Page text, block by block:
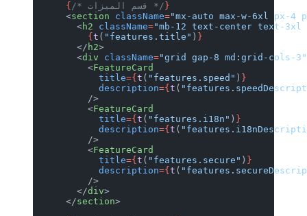
      {
/* قسم الميزات */
      <
section className="mx-auto max-w-6xl px-4
        <
h2 className="mb-12 text-center text-
          {
t ( "features.title" )
        </
h2
        <
div className="grid gap-8 md:grid-cols-
          <
FeatureCard
            title
={ t ( "features.speed" )
            description
={ t (
          />
          <
FeatureCard
            title
={ t ( "features.i18n" )
            description
={ t (
          />
          <
FeatureCard
            title
={ t ( "features.secure" )
            description
={ t (
          />
        </
div
      </
section